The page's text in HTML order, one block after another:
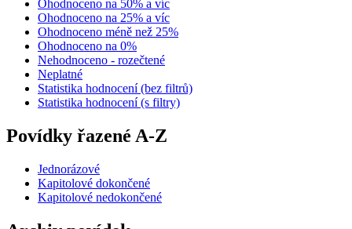
Ohodnoceno na 50% a víc
Ohodnoceno na 25% a víc
Ohodnoceno méně než 25%
Ohodnoceno na 0%
Nehodnoceno - rozečtené
Neplatné
Statistika hodnocení (bez filtrů)
Statistika hodnocení (s filtry)
Povídky řazené A-Z
Jednorázové
Kapitolové dokončené
Kapitolové nedokončené